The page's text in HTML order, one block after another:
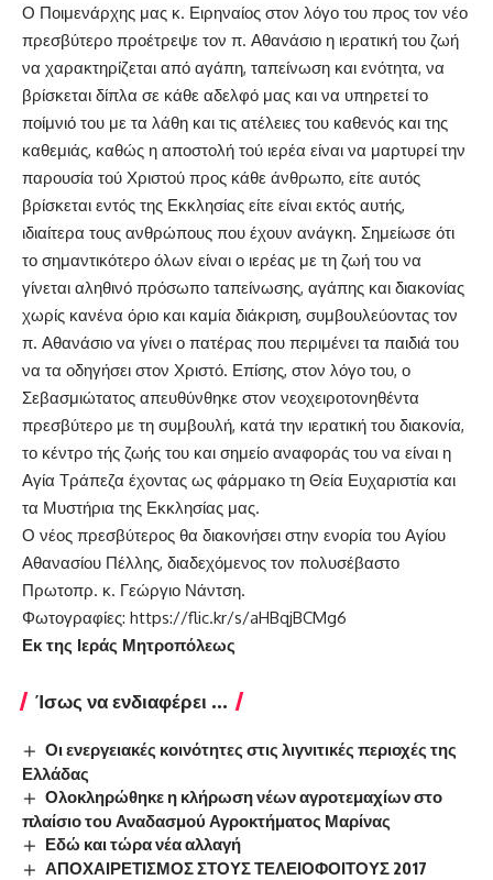
Ο Ποιμενάρχης μας κ. Ειρηναίος στον λόγο του προς τον νέο
πρεσβύτερο προέτρεψε τον π. Αθανάσιο η ιερατική του ζωή
να χαρακτηρίζεται από αγάπη, ταπείνωση και ενότητα, να
βρίσκεται δίπλα σε κάθε αδελφό μας και να υπηρετεί το
ποίμνιό του με τα λάθη και τις ατέλειες του καθενός και της
καθεμιάς, καθώς η αποστολή τού ιερέα είναι να μαρτυρεί την
παρουσία τού Χριστού προς κάθε άνθρωπο, είτε αυτός
βρίσκεται εντός της Εκκλησίας είτε είναι εκτός αυτής,
ιδιαίτερα τους ανθρώπους που έχουν ανάγκη. Σημείωσε ότι
το σημαντικότερο όλων είναι ο ιερέας με τη ζωή του να
γίνεται αληθινό πρόσωπο ταπείνωσης, αγάπης και διακονίας
χωρίς κανένα όριο και καμία διάκριση, συμβουλεύοντας τον
π. Αθανάσιο να γίνει ο πατέρας που περιμένει τα παιδιά του
να τα οδηγήσει στον Χριστό. Επίσης, στον λόγο του, ο
Σεβασμιώτατος απευθύνθηκε στον νεοχειροτονηθέντα
πρεσβύτερο με τη συμβουλή, κατά την ιερατική του διακονία,
το κέντρο τής ζωής του και σημείο αναφοράς του να είναι η
Αγία Τράπεζα έχοντας ως φάρμακο τη Θεία Ευχαριστία και
τα Μυστήρια της Εκκλησίας μας.
Ο νέος πρεσβύτερος θα διακονήσει στην ενορία του Αγίου
Αθανασίου Πέλλης, διαδεχόμενος τον πολυσέβαστο
Πρωτοπρ. κ. Γεώργιο Νάντση.
Φωτογραφίες: https://flic.kr/s/aHBqjBCMg6
Εκ της Ιεράς Μητροπόλεως
Ίσως να ενδιαφέρει ...
Οι ενεργειακές κοινότητες στις λιγνιτικές περιοχές της
Ελλάδας
Ολοκληρώθηκε η κλήρωση νέων αγροτεμαχίων στο
πλαίσιο του Αναδασμού Αγροκτήματος Μαρίνας
Εδώ και τώρα νέα αλλαγή
ΑΠΟΧΑΙΡΕΤΙΣΜΟΣ ΣΤΟΥΣ ΤΕΛΕΙΟΦΟΙΤΟΥΣ 2017